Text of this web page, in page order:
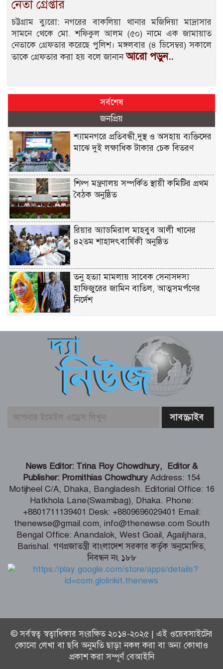
নেতা গ্রেপ্তার
চট্টগ্রাম ব্যুরো: নগরের বাকলিয়া থানার মজিদিয়া মাদ্রাসার
সামনে থেকে মো. শফিকুল আলম (৫০) নামে এক জামায়াত
নেতাকে গ্রেফতার করেছে পুলিশ। মঙ্গলবার (৪ ডিসেম্বর) সকালে
তাকে গ্রেফতার করা হয় বলে জানানআরো পড়ুন..
সর্বশেষ
জনপ্রিয়
শ্যামনগরে প্রতিবন্ধী,দুস্থ ও অসহায় ব্যক্তিদের
মাঝে দুই লক্ষাধিক টাকার চেক বিতরণ
শিল্প মন্ত্রণালয় সম্পর্কিত স্থায়ী কমিটির প্রথম
বৈঠক অনুষ্ঠিত
রিয়ার অ্যাডমিরাল মাহবুব আলী খানের
৪২তম শাহাদৎবার্ষিকী অনুষ্ঠিত
তনু হত্যা মামলায় সাবেক সেনাসদস্য
হাফিজুরের জামিন বাতিল, আত্মসমর্পণের
নির্দেশ
যুবকের মৃত্যু
পাইকগাছায় ছাত্র ও দরিদ্র মানুষের মাঝে
সাইকেল, সেলাই মেশিন ও ভ্যান বিতরণ
মার্কিন প্রশান্ত মহাসাগরীয় নৌবহর
কমান্ডারের বাংলাদেশ সফর শেষ
ভারতীয় হাইক‌মিশনা‌রের স‌ঙ্গে আইএবিডির
প্রতি‌নি‌ধিদ‌লের সাক্ষাৎ
গ্যাস-বিদ্যুৎ সংকটের জবাব চেয়ে
প্রধানমন্ত্রীর কাছে স্মারকলিপি ১১ দলের
পররাষ্ট্রমন্ত্রীর কা‌ছে ইউএনডিপির আবাসিক
প্রতিনিধির পরিচয়পত্র পেশ
News Editor: Trina Roy Chowdhury, Editor &
Publisher: Promithias Chowdhury Address: 154
Motijheel C/A, Dhaka, Bangladesh. Editorial Office: 16
Hatkhola Lane(Swamibag), Dhaka. Phone:
+8801711139401 Desk: +8809696029401 Email:
thenewse@gmail.com, info@thenewse.com South
Bengal Office: Anandalok, West Goail, Agailjhara,
Barishal. গণপ্রজাতন্ত্রী বাংলাদেশ সরকার কর্তৃক অনুমোদিত,
নিবন্ধন নং ১৮৮
© সর্বস্বত্ব স্বত্বাধিকার সংরক্ষিত ২০১৪-২০২৫ | এই ওয়েবসাইটের
কোনো লেখা বা ছবি অনুমতি ছাড়া নকল করা বা অন্য কোথাও
প্রকাশ করা সম্পূর্ণ বেআইনি